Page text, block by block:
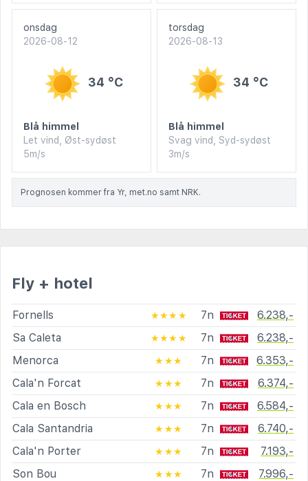
onsdag
2026-08-12
34 °C
Blå himmel
Let vind, Øst-sydøst
5m/s
torsdag
2026-08-13
34 °C
Blå himmel
Svag vind, Syd-sydøst
3m/s
Prognosen kommer fra Yr, met.no samt NRK.
Fly + hotel
Fornells ★★★★ 7n
6.238,-
Sa Caleta
★★★★ 7n
6.238,-
Menorca
★★★ 7n
6.353,-
Cala'n Forcat
★★★ 7n
6.374,-
Cala en Bosch
★★★ 7n
6.584,-
Cala Santandria
★★★ 7n
6.740,-
Cala'n Porter
★★★ 7n
7.193,-
Son Bou
★★★ 7n
7.996,-